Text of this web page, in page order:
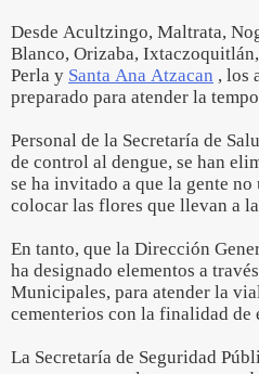
Desde Acultzingo, Maltrata,
Blanco, Orizaba,
Perla y Santa Ana Atzacan , los
preparado para atender la
Personal de la Secretaría de
de control al dengue, se han
se ha invitado a que la gente
colocar las flores que llevan a
En tanto, que la Dirección
ha designado elementos a
Municipales, para atender la
cementerios con la finalidad de
La Secretaría de Seguridad